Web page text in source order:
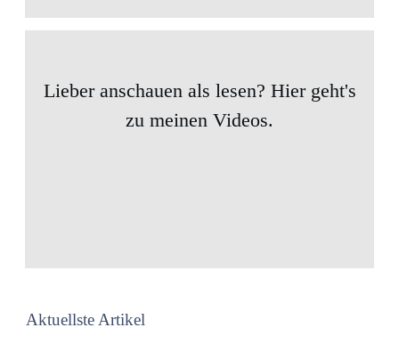
Lieber anschauen als lesen? Hier geht's
zu meinen Videos.
Aktuellste Artikel